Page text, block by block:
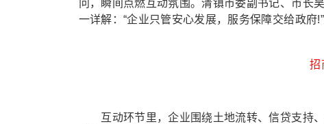
问，瞬间点燃互动氛围。清镇市委副书记、市长
一详解：“企业只管安心发展，服务保障交给政府
招
互动环节里，企业围绕土地流转、信贷支持、